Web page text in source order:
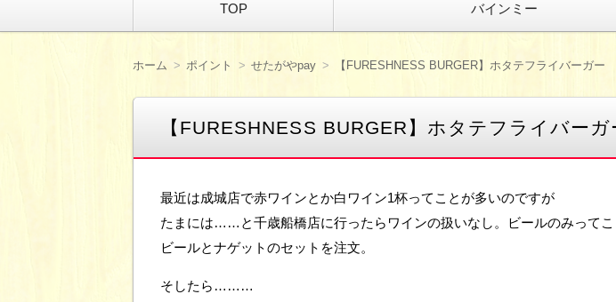
TOP バインミー
ホーム ポイント せたがやpay 【FURESHNESS BURGER】ホタテフライバーガー
【FURESHNESS BURGER】ホタテフライバーガ
最近は成城店で赤ワインとか白ワイン1杯ってことが多いのですが
たまには……と千歳船橋店に行ったらワインの扱いなし。ビールのみって
ビールとナゲットのセットを注文。
そしたら………